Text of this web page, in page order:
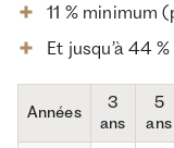
11 % minimum
Et jusqu’à 44
Années
3
ans
5
ans